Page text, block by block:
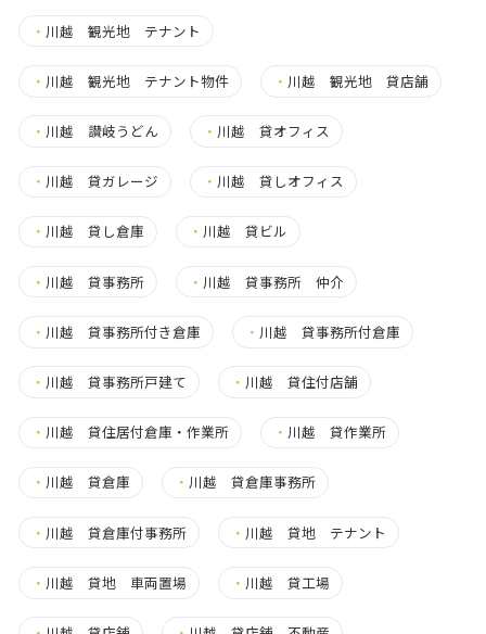
・ 川越 観光地 テナント
・ 川越 観光地 テナント物件 ・ 川越 観光地 貸店舗
・ 川越 讃岐うどん ・ 川越 貸オフィス
・ 川越 貸ガレージ ・ 川越 貸しオフィス
・ 川越 貸し倉庫 ・ 川越 貸ビル
・ 川越 貸事務所 ・ 川越 貸事務所 仲介
・ 川越 貸事務所付き倉庫 ・ 川越 貸事務所付倉庫
・ 川越 貸事務所戸建て ・ 川越 貸住付店舗
・ 川越 貸住居付倉庫・作業所 ・ 川越 貸作業所
・ 川越 貸倉庫 ・ 川越 貸倉庫事務所
・ 川越 貸倉庫付事務所 ・ 川越 貸地 テナント
・ 川越 貸地 車両置場 ・ 川越 貸工場